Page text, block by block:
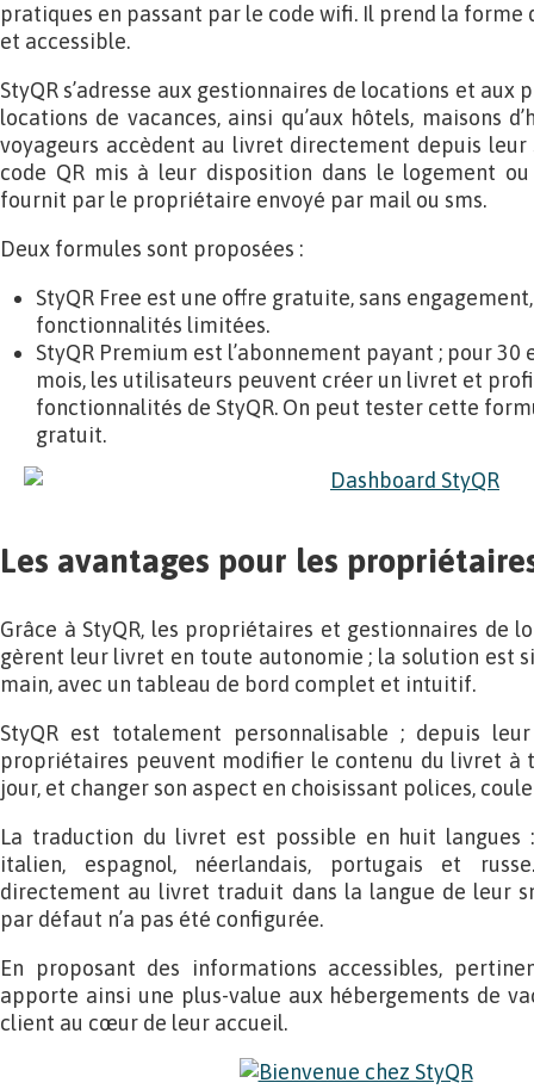
pratiques en passant par le code wifi. Il prend la forme
et accessible.
StyQR s’adresse aux gestionnaires de locations et
locations de vacances, ainsi qu’aux hôtels, maisons
voyageurs accèdent au livret directement depuis leur
code QR mis à leur disposition dans le logement
fournit par le propriétaire envoyé par mail ou sms.
Deux formules sont proposées :
StyQR Free est une offre gratuite, sans
fonctionnalités limitées.
StyQR Premium est l’abonnement payant ; pour 30
mois, les utilisateurs peuvent créer un livret et
fonctionnalités de StyQR. On peut tester cette
gratuit.
Les avantages pour les
Grâce à StyQR, les propriétaires et gestionnaires de
gèrent leur livret en toute autonomie ; la solution est
main, avec un tableau de bord complet et intuitif.
StyQR est totalement personnalisable ; depuis
propriétaires peuvent modifier le contenu du livret à
jour, et changer son aspect en choisissant polices,
La traduction du livret est possible en huit langues
italien, espagnol, néerlandais, portugais et
directement au livret traduit dans la langue de leur
par défaut n’a pas été configurée.
En proposant des informations accessibles,
apporte ainsi une plus-value aux hébergements de
client au cœur de leur accueil.